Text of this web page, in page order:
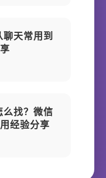
天常用到
找？微信
经验分享